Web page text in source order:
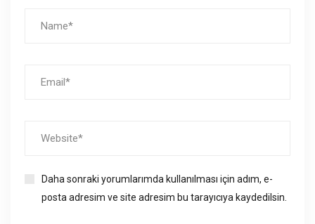
Daha sonraki yorumlarımda kullanılması için adım, e-
posta adresim ve site adresim bu tarayıcıya kaydedilsin.